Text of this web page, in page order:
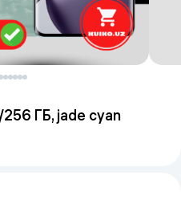
ГБ, jade cyan